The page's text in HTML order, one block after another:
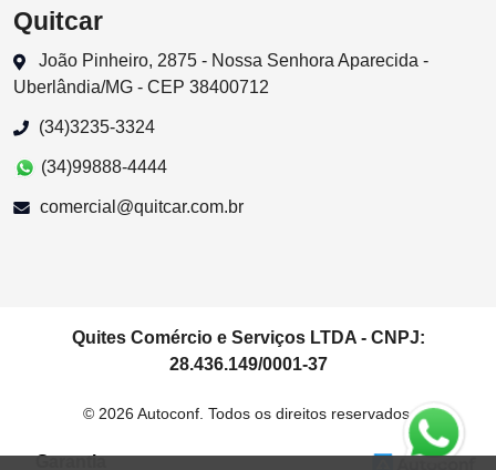
Quitcar
João Pinheiro, 2875 - Nossa Senhora Aparecida -
Uberlândia/MG - CEP 38400712
(34)3235-3324
(34)99888-4444
comercial@quitcar.com.br
Quites Comércio e Serviços LTDA - CNPJ:
28.436.149/0001-37
© 2026 Autoconf. Todos os direitos reservados.
Garantia